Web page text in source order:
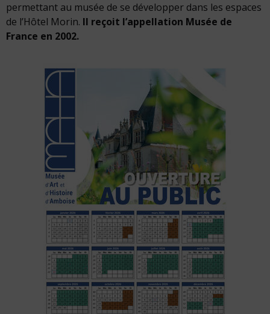
permettant au musée de se développer dans les espaces
de l’Hôtel Morin. Il reçoit l’appellation Musée de
France en 2002.